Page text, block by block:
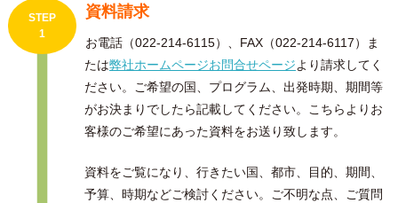
STEP
1
資料請求
お電話（022-214-6115）、FAX（022-214-6117）ま
たは弊社ホームページお問合せページより請求してく
ださい。ご希望の国、プログラム、出発時期、期間等
がお決まりでしたら記載してください。こちらよりお
客様のご希望にあった資料をお送り致します。
資料をご覧になり、行きたい国、都市、目的、期間、
予算、時期などご検討ください。ご不明な点、ご質問